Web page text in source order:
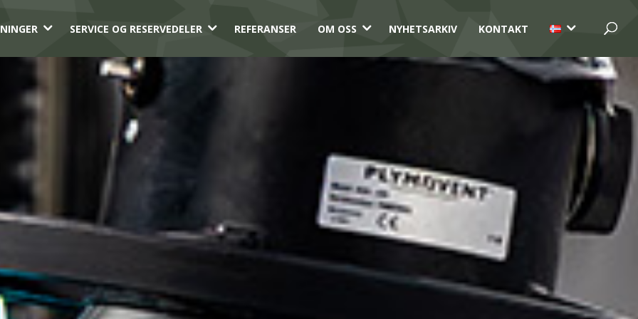
3 SERVICE OG RESERVEDELER 3 REFERANSER OM OSS 3 NYHETSARKIV KONTAKT 3